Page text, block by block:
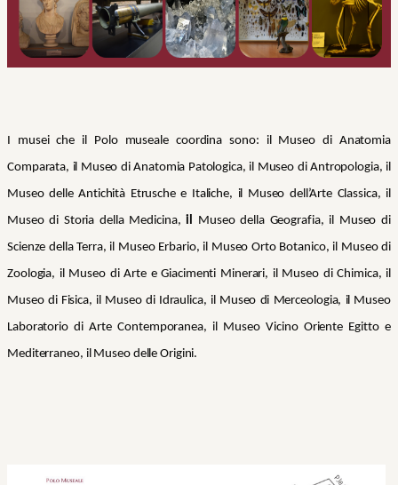
I musei che il Polo museale coordina sono: il Museo di Anatomia
Comparata, il Museo di Anatomia Patologica, il Museo di Antropologia, il
Museo delle Antichità Etrusche e Italiche, il Museo dell’Arte Classica, il
Museo di Storia della Medicina, il
Museo della Geografia, il Museo di
Scienze della Terra, il Museo Erbario, il Museo Orto Botanico, il Museo di
Zoologia, il Museo di Arte e Giacimenti Minerari, il Museo di Chimica, il
Museo di Fisica, il Museo di Idraulica, il Museo di Merceologia, il Museo
Laboratorio di Arte Contemporanea, il Museo Vicino Oriente Egitto e
Mediterraneo, il Museo delle Origini.